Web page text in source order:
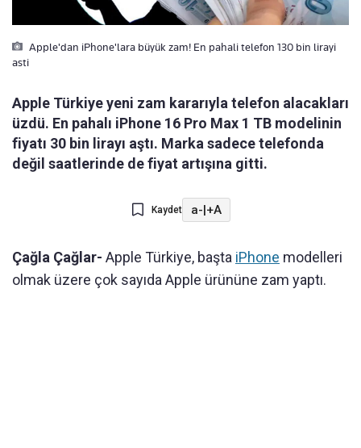
Apple'dan iPhone'lara büyük zam! En pahali telefon 130 bin lirayi
asti
Apple Türkiye yeni zam kararıyla telefon alacakları
üzdü. En pahalı iPhone 16 Pro Max 1 TB modelinin
fiyatı 30 bin lirayı aştı. Marka sadece telefonda
değil saatlerinde de fiyat artışına gitti.
Kaydet a-|+A
Çağla Çağlar- Apple Türkiye, başta iPhone modelleri
olmak üzere çok sayıda Apple ürününe zam yaptı.